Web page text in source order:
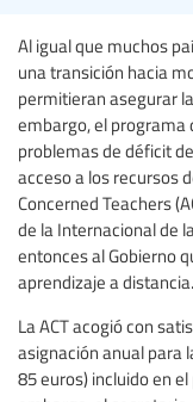
Al igual que muchos
una transición hacia
permitieran asegurar
embargo, el programa
problemas de déficit
acceso a los recursos
Concerned Teachers
de la Internacional de
entonces al Gobierno
aprendizaje a distancia.
La ACT acogió con
asignación anual para
85 euros) incluido en